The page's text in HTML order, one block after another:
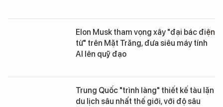
Elon Musk tham vọng xây "đại bác điện
từ" trên Mặt Trăng, đưa siêu máy tính
AI lên quỹ đạo
Trung Quốc "trình làng" thiết kế tàu lặn
du lịch sâu nhất thế giới, với độ sâu